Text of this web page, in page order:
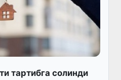
тартибга солинди